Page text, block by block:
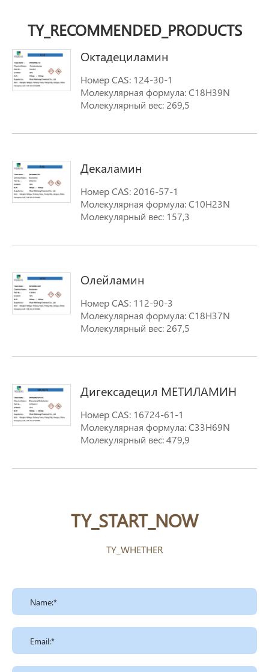
TY_RECOMMENDED_PRODUCTS
Октадециламин
Номер CAS: 124-30-1
Молекулярная формула: C18H39N
Молекулярный вес: 269,5
Декаламин
Номер CAS: 2016-57-1
Молекулярная формула: C10H23N
Молекулярный вес: 157,3
Олейламин
Номер CAS: 112-90-3
Молекулярная формула: C18H37N
Молекулярный вес: 267,5
Дигексадецил МЕТИЛАМИН
Номер CAS: 16724-61-1
Молекулярная формула: C33H69N
Молекулярный вес: 479,9
TY_START_NOW
TY_WHETHER